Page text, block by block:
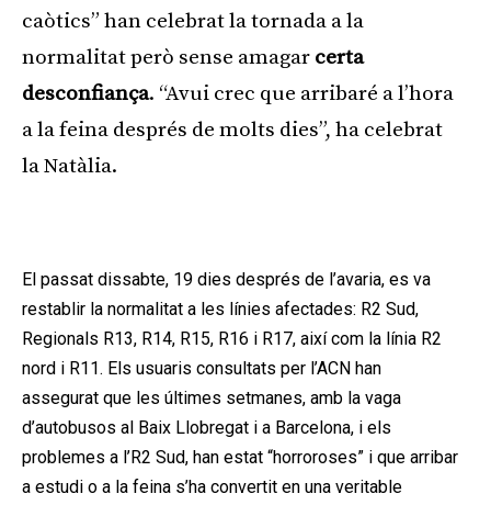
caòtics” han celebrat la tornada a la
normalitat però sense amagar certa
desconfiança. “Avui crec que arribaré a l’hora
a la feina després de molts dies”, ha celebrat
la Natàlia.
El passat dissabte, 19 dies després de l’avaria, es va
restablir la normalitat a les línies afectades: R2 Sud,
Regionals R13, R14, R15, R16 i R17, així com la línia R2
nord i R11. Els usuaris consultats per l’ACN han
assegurat que les últimes setmanes, amb la vaga
d’autobusos al Baix Llobregat i a Barcelona, i els
problemes a l’R2 Sud, han estat “horroroses” i que arribar
a estudi o a la feina s’ha convertit en una veritable